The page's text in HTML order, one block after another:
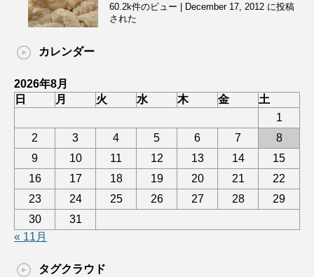
60.2k件のビュー
December 17, 2012 に投稿
された
カレンダー
2026年8月
日
月 火 水 木 金
土
1
2
3 4 5 6 7
8
9
10 11 12 13 14
15
16
17 18 19 20 21
22
23
24 25 26 27 28
29
30
31
« 11月
タグクラウド